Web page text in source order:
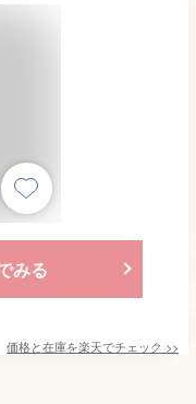
みる
価格と在庫を楽天でチェック >>